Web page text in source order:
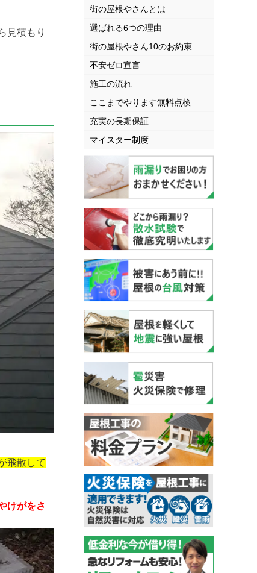
見積もり
飛散して
けがをさ
街の屋根やさんとは
選ばれる6つの理由
街の屋根やさん10のお約束
不安ゼロ宣言
施工の流れ
ここまでやります無料点検
充実の長期保証
マイスター制度